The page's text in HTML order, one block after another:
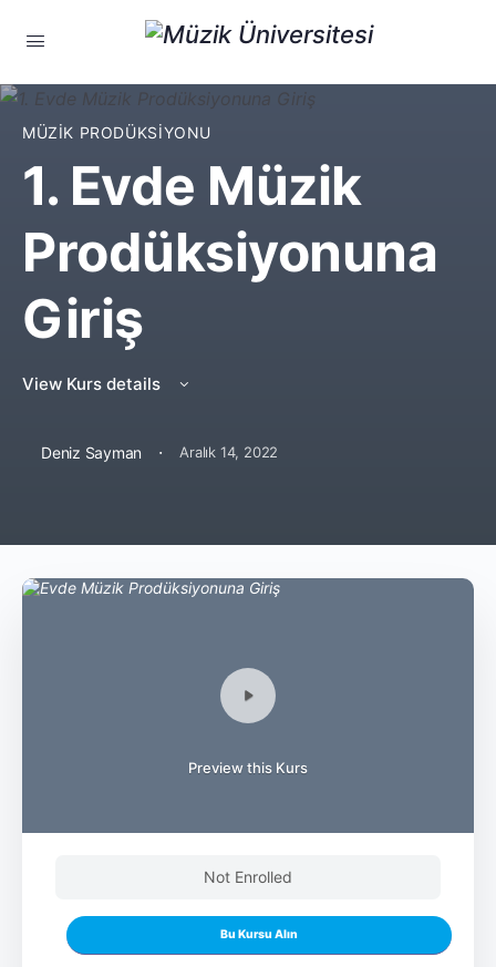
MÜZIK PRODÜKSIYONU
1. Evde Müzik
Prodüksiyonuna
Giriş
View Kurs details
Deniz Sayman · Aralık 14, 2022
Preview this Kurs
Not Enrolled
Bu Kursu Alın